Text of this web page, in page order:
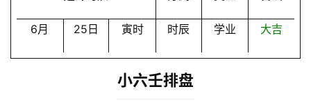
6月 25日 寅时 时辰 学业 大吉
小六壬排盘